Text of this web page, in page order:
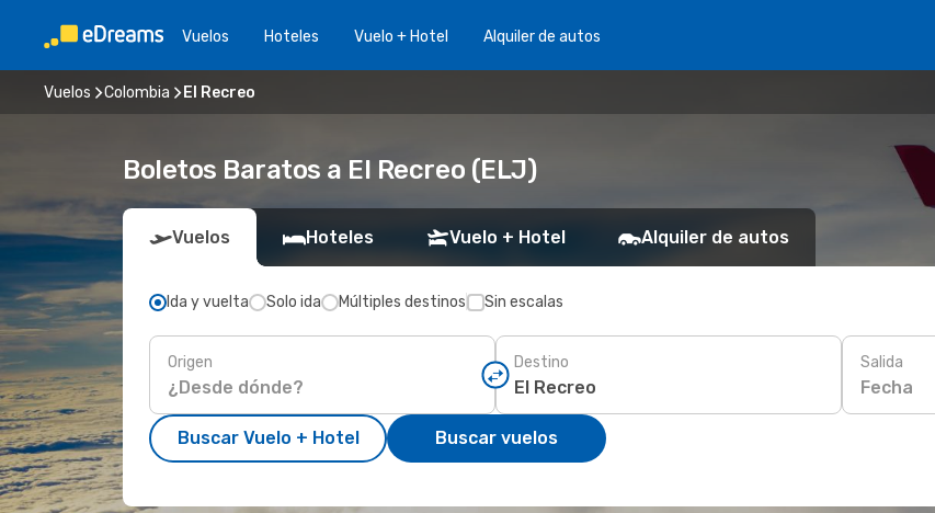
Vuelos Hoteles Vuelo + Hotel Alquiler de autos
Vuelos Colombia El Recreo
Boletos Baratos a El Recreo (ELJ)
Vuelos Hoteles Vuelo + Hotel Alquiler de autos
Ida y vuelta Solo ida Múltiples destinos Sin escalas
Origen Destino Salida
Fecha
Buscar Vuelo + Hotel Buscar vuelos